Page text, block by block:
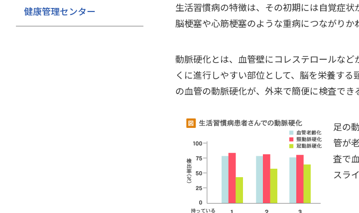
健康管理センター
生活習慣病の特徴は、その初期には自覚症状
脳梗塞や心筋梗塞のような重病につながりか
動脈硬化とは、血管壁にコレステロールな
くに進行しやすい部位として、脳を栄養す
の血管の動脈硬化が、外来で簡便に検査でき
足の
管が
査で
スラ